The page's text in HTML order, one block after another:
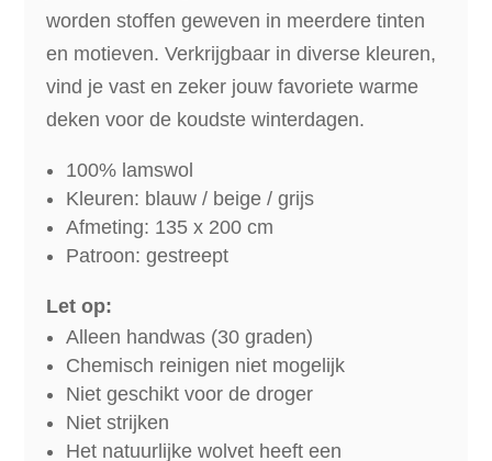
worden stoffen geweven in meerdere tinten
en motieven. Verkrijgbaar in diverse kleuren,
vind je vast en zeker jouw favoriete warme
deken voor de koudste winterdagen.
100% lamswol
Kleuren: blauw / beige / grijs
Afmeting: 135 x 200 cm
Patroon: gestreept
Let op:
Alleen handwas (30 graden)
Chemisch reinigen niet mogelijk
Niet geschikt voor de droger
Niet strijken
Het natuurlijke wolvet heeft een